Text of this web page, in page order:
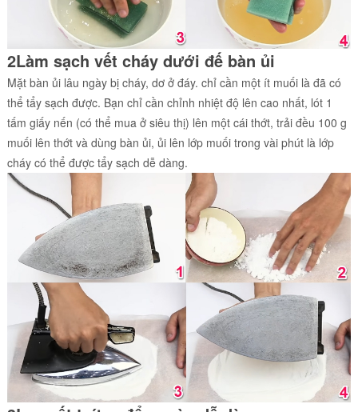
2Làm sạch vết cháy dưới đế bàn ủi
Mặt bàn ủi lâu ngày bị cháy, dơ ở đáy. chỉ cần một ít muối là đã có
thể tẩy sạch được. Bạn chỉ cần chỉnh nhiệt độ lên cao nhất, lót 1
tấm giấy nến (có thể mua ở siêu thị) lên một cái thớt, trải đều 100 g
muối lên thớt và dùng bàn ủi, ủi lên lớp muối trong vài phút là lớp
cháy có thể được tẩy sạch dễ dàng.